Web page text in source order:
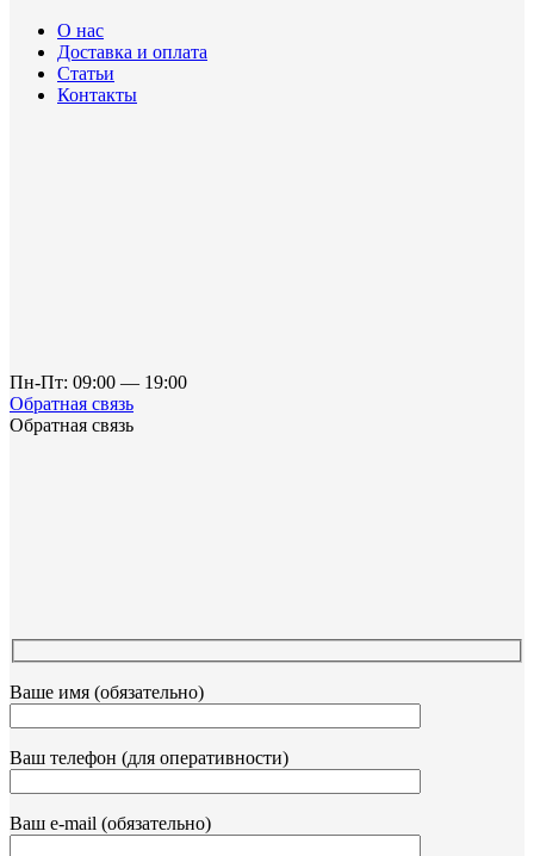
О нас
Доставка и оплата
Статьи
Контакты
Пн-Пт: 09:00 — 19:00
Обратная связь
Обратная связь
Ваше имя (обязательно)
Ваш телефон (для оперативности)
Ваш e-mail (обязательно)